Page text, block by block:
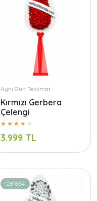
Aynı Gün Teslimat
Kırmızı Gerbera
Çelengi
3.999 TL
CB1864